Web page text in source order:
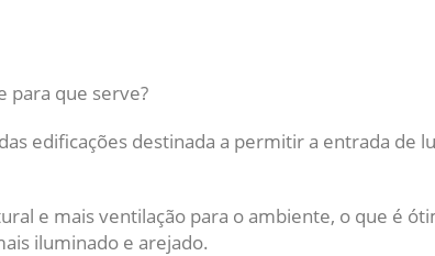
para que serve?
edificações destinada a permitir a entrada de
e mais ventilação para o ambiente, o que é
iluminado e arejado.